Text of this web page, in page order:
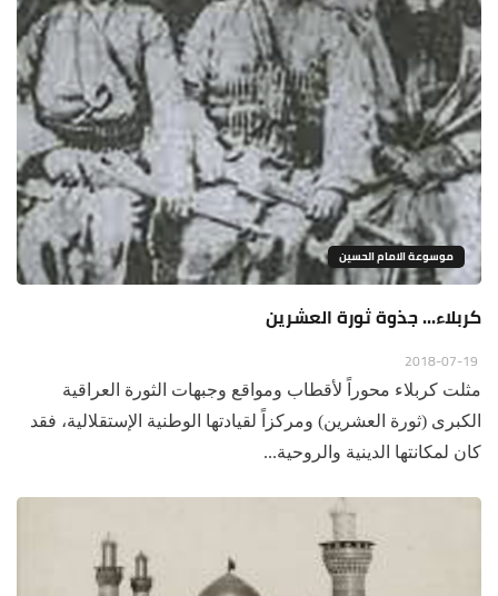
موسوعة الامام الحسين
كربلاء... جذوة ثورة العشرين
مثلت كربلاء محوراً لأقطاب ومواقع وجبهات الثورة العراقية
الكبرى (ثورة العشرين) ومركزاً لقيادتها الوطنية الإستقلالية، فقد
كان لمكانتها الدينية والروحية...